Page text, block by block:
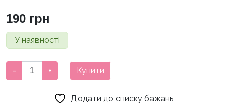
190 грн
У наявності
баттер
- + Купити
Додати до списку бажань